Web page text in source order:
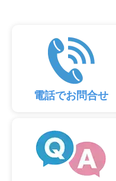
電話でお問合せ